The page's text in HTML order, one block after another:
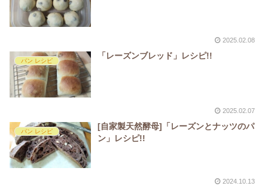
2025.02.08
パン レシピ
「レーズンブレッド」レシピ!!
2025.02.07
パン レシピ
[自家製天然酵母]「レーズンとナッツのパ
ン」レシピ!!
2024.10.13